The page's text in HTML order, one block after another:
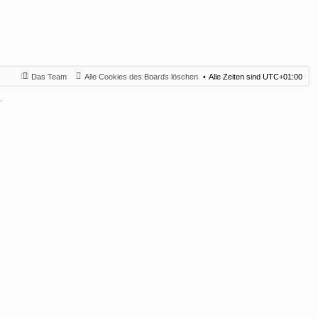
Alle Zeiten sind UTC+01:00
Alle Cookies des Boards löschen
Das Team